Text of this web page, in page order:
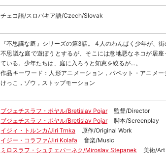
チェコ語/スロバキア語/Czech/Slovak
『不思議な庭』シリーズの第3話。 4人のわんぱく少年が、
不思議な庭で遊ぼうとするが、そこには意地悪なネコが居
ている。少年たちは、庭に入ろうと知恵を絞るが…。
作品キーワード：人形アニメーション，パペット・アニメ
けっこ，ゾウ，ストップモーション
ブジェチスラフ・ポヤル/Bretislav Pojar
監督/Director
ブジェチスラフ・ポヤル/Bretislav Pojar
脚本/Screenplay
イジィ・トルンカ/Jiri Trnka
原作/Original Work
イジー・コラファ/Jiri Kolafa
音楽/Music
ミロスラフ・シュチェパーネク/Miroslav Stepanek
美術/